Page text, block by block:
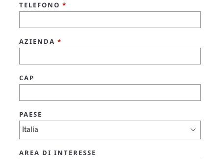
TELEFONO *
AZIENDA *
CAP
PAESE
AREA DI INTERESSE